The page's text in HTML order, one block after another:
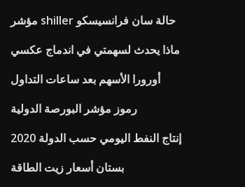
مؤشر shiller حالة سان فرانسيسكو
ماذا يحدث لسهمتي في اندماج عكسي
أورورا الأسهم بعد ساعات التداول
رموز مؤشر البورصة الدولية
إنتاج النفط اليومي حسب الدولة 2020
بستان أسعار زيت الطاقة